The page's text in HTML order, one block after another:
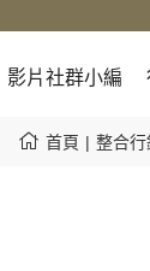
影片社群小編
首頁 整合